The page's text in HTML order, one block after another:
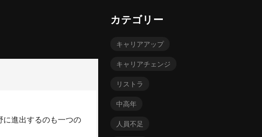
に進出するのも一つの
カテゴリー
キャリアアップ
キャリアチェンジ
リストラ
中高年
人員不足